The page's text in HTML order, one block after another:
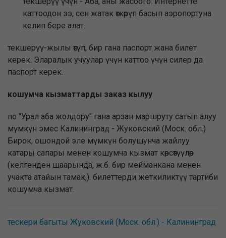
каттоодон ээ, сен жатак өткөрүп басып аэропортуна
келип бере алат.
текшерүү-жылы өтүп, бир гана паспорт жана билет
керек. Эларалык учуулар үчүн каттоо үчүн силер да
паспорт керек.
кошумча кызматтарды заказ кылуу
по "Урал аба жолдору" гана арзан маршруту сатып алуу
мүмкүн эмес Калининград - Жуковский (Моск. обл.)
Бирок, ошондой эле мүмкүн болушунча жайлуу
катары сапары менен кошумча кызмат көрсөтүүлөр
(келгенден шаарында, ж.б. бир мейманкана менен
учакта атайын тамак,). билеттерди жеткиликтүү тартиби
кошумча кызмат.
тескери багыты Жуковский (Моск. обл.) - Калининград